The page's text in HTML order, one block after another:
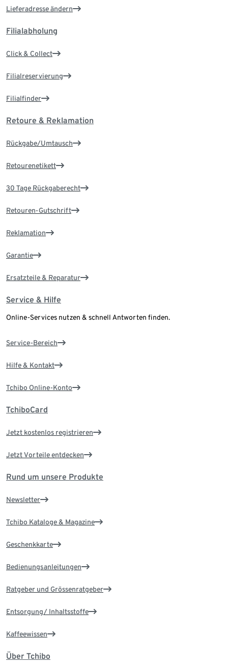
Lieferadresse ändern
Filialabholung
Click & Collect
Filialreservierung
Filialfinder
Retoure & Reklamation
Rückgabe/Umtausch
Retourenetikett
30 Tage Rückgaberecht
Retouren-Gutschrift
Reklamation
Garantie
Ersatzteile & Reparatur
Service & Hilfe
Online-Services nutzen & schnell Antworten finden.
Service-Bereich
Hilfe & Kontakt
Tchibo Online-Konto
TchiboCard
Jetzt kostenlos registrieren
Jetzt Vorteile entdecken
Rund um unsere Produkte
Newsletter
Tchibo Kataloge & Magazine
Geschenkkarte
Bedienungsanleitungen
Ratgeber und Grössenratgeber
Entsorgung/ Inhaltsstoffe
Kaffeewissen
Über Tchibo